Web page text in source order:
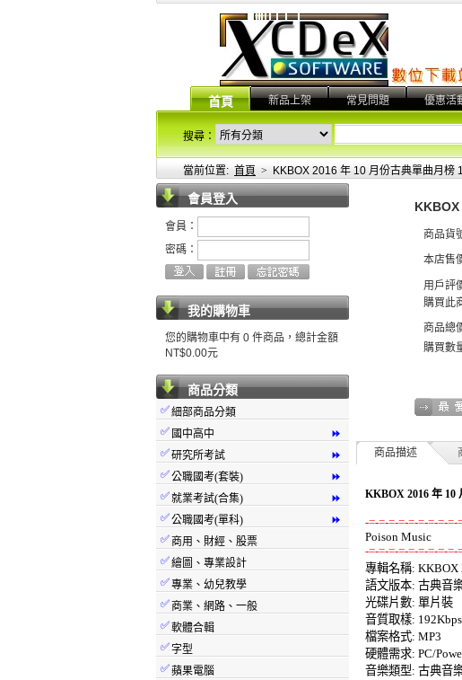
首頁 新品上架 常見問題 優惠活
搜尋：
當前位置: 首頁 > KKBOX 2016 年 10 月份古典單曲月榜
會員登入
會員：
密碼：
我的購物車
您的購物車中有 0 件商品，總計金額
NT$0.00元
商品分類
✅細部商品分類
⏩
✅ 國中高中
⏩
✅研究所考試
⏩
✅公職國考(套裝)
⏩
✅就業考試(合集)
⏩
✅公職國考(單科)
✅ 商用、財經、股票
✅繪圖、專業設計
✅專業、幼兒教學
✅ 商業、網路、一般
✅軟體合輯
✅字型
✅蘋果電腦
商品貨
本店售
用戶評
購買此
商品總
購買數
商品描述
KKBOX 2016 年 10
-=-=-=-=-=-=-=-=-=-
-=-=-=-=-=-=-=-=-=-
專輯名稱: KKBOX
語文版本: 古典音
光碟片數: 單片裝
音質取樣:
檔案格式: MP3
硬體需求: PC/
音樂類型: 古典音